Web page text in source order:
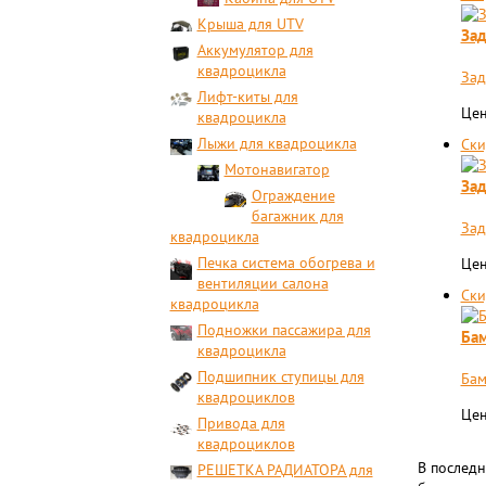
Крыша для UTV
Аккумулятор для
квадроцикла
Лифт-киты для
квадроцикла
Лыжи для квадроцикла
Мотонавигатор
Ограждение
багажник для
квадроцикла
Печка система обогрева и
вентиляции салона
квадроцикла
Подножки пассажира для
квадроцикла
Подшипник ступицы для
квадроциклов
Привода для
квадроциклов
РЕШЕТКА РАДИАТОРА для
В